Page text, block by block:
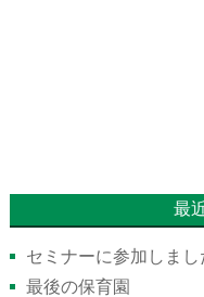
最
セミナーに参加しまし
最後の保育園